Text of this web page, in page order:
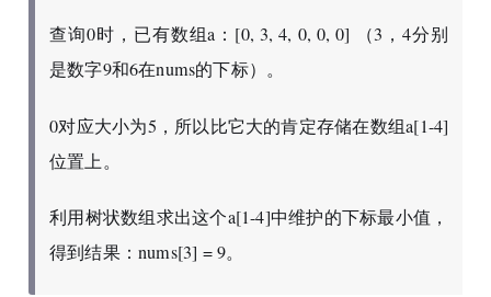
查询0时，已有数组a：[0, 3, 4, 0, 0, 0] （3，4分别
是数字9和6在nums的下标）。
0对应大小为5，所以比它大的肯定存储在数组a[1-4]
位置上。
利用树状数组求出这个a[1-4]中维护的下标最小值，
得到结果：nums[3] = 9。